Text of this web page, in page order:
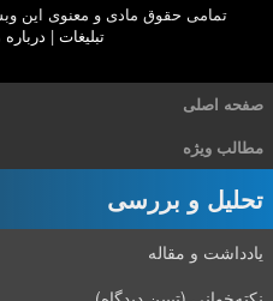
تمامی حقوق مادی و معنوی این
تبلیغات | درباره
صفحه اصلی
مطالب ویژه
تحلیل و بررسی
یادداشت و مقاله